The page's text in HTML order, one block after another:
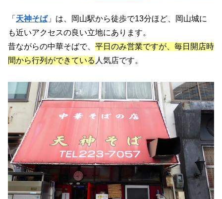
「 天神そば」は、岡山駅から徒歩で13分ほど、岡山城に
も近いアクセスの良い立地にあります。
昔ながらの中華そばで、 平日のみ営業ですが、毎日開店時
間から行列ができている 人気店です。